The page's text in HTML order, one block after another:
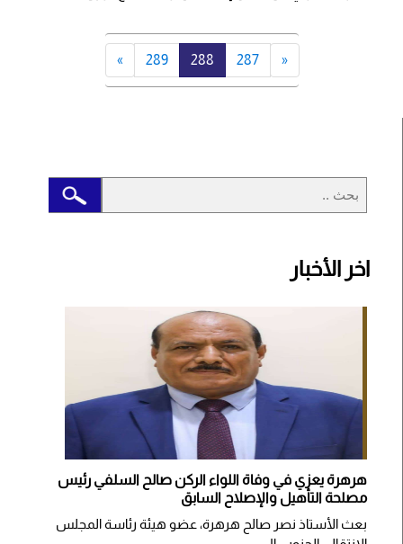
«
287
288
289
»
اخر الأخبار
هرهرة يعزي في وفاة اللواء الركن صالح السلفي رئيس
مصلحة التأهيل والإصلاح السابق
بعث الأستاذ نصر صالح هرهرة، عضو هيئة رئاسة المجلس